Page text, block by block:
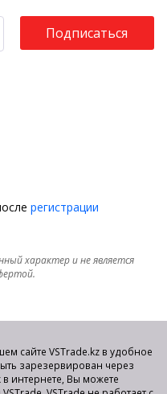
Подписаться
регистрации
характер и не является
сайте VSTrade.kz в удобное
зарезервирован через
интернете, Вы можете